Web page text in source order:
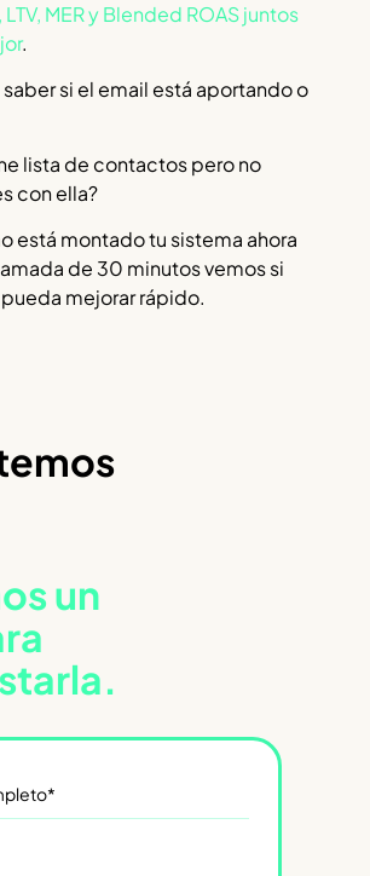
MER y Blended ROAS juntos
.
saber si el email está aportando o
lista de contactos pero no
con ella?
está montado tu sistema ahora
de 30 minutos vemos si
mejorar rápido.
un